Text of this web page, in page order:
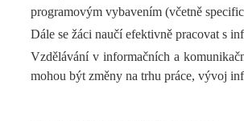
programovým vybavením (včetně
Dále se žáci naučí efektivně pracovat s
Vzdělávání v informačních a
mohou být změny na trhu práce, vývoj